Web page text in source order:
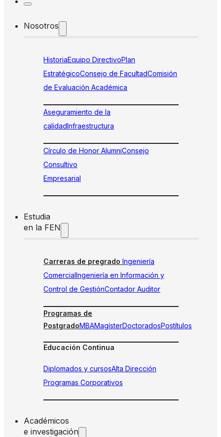
Nosotros
HistoriaEquipo DirectivoPlan
EstratégicoConsejo de FacultadComisión
de Evaluación Académica
Aseguramiento de la
calidadInfraestructura
Círculo de Honor AlumniConsejo
Consultivo
Empresarial
Estudia
en la FEN
Carreras de pregrado Ingeniería
ComercialIngeniería en Información y
Control de GestiónContador Auditor
Programas de
PostgradoMBAMagísterDoctoradosPostítulos
Educación Continua
Diplomados y cursosAlta Dirección
Programas Corporativos
Académicos
e investigación